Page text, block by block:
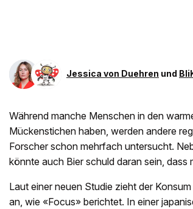
Jessica von Duehren und
Während manche Menschen in den
Mückenstichen haben, werden andere
Forscher schon mehrfach untersucht.
könnte auch Bier schuld daran sein,
Laut einer neuen Studie zieht der
an, wie «Focus» berichtet. In einer